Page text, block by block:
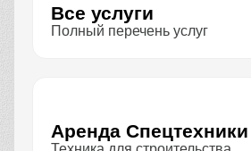
Заказать